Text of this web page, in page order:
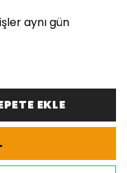
aynı gün
EKLE